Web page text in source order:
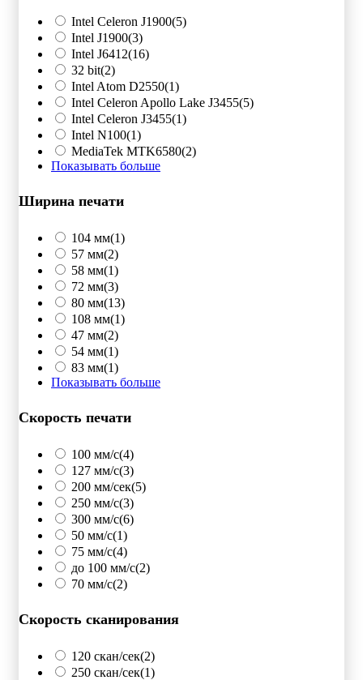
Intel Celeron J1900(5)
Intel J1900(3)
Intel J6412(16)
32 bit(2)
Intel Atom D2550(1)
Intel Celeron Apollo Lake J3455(5)
Intel Celeron J3455(1)
Intel N100(1)
MediaTek MTK6580(2)
Показывать больше
Ширина печати
104 мм(1)
57 мм(2)
58 мм(1)
72 мм(3)
80 мм(13)
108 мм(1)
47 мм(2)
54 мм(1)
83 мм(1)
Показывать больше
Скорость печати
100 мм/с(4)
127 мм/с(3)
200 мм/сек(5)
250 мм/c(3)
300 мм/с(6)
50 мм/с(1)
75 мм/с(4)
до 100 мм/с(2)
70 мм/с(2)
Скорость сканирования
120 скан/сек(2)
250 скан/сек(1)